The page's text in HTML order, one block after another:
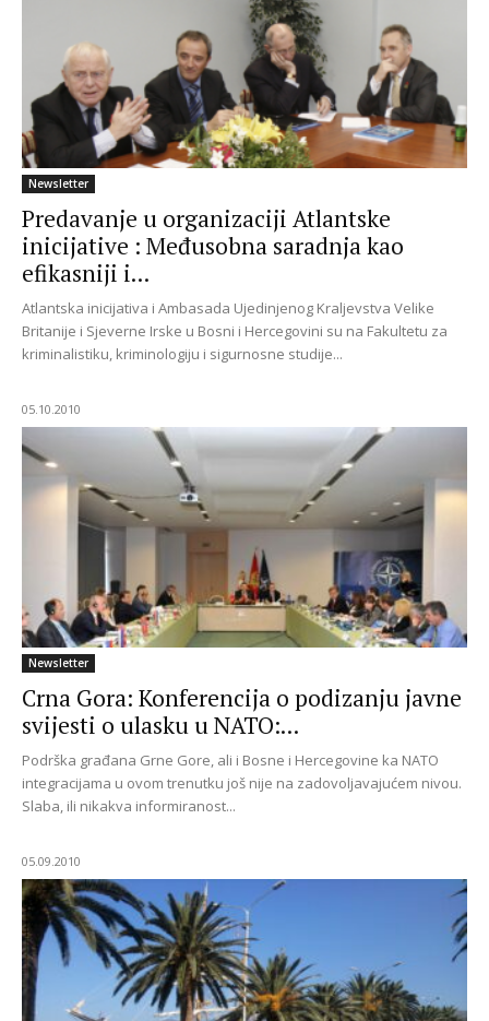
Newsletter
Predavanje u organizaciji Atlantske
inicijative : Međusobna saradnja kao
efikasniji i...
Atlantska inicijativa i Ambasada Ujedinjenog Kraljevstva Velike
Britanije i Sjeverne Irske u Bosni i Hercegovini su na Fakultetu za
kriminalistiku, kriminologiju i sigurnosne studije...
05.10.2010
Newsletter
Crna Gora: Konferencija o podizanju javne
svijesti o ulasku u NATO:...
Podrška građana Grne Gore, ali i Bosne i Hercegovine ka NATO
integracijama u ovom trenutku još nije na zadovoljavajućem nivou.
Slaba, ili nikakva informiranost...
05.09.2010